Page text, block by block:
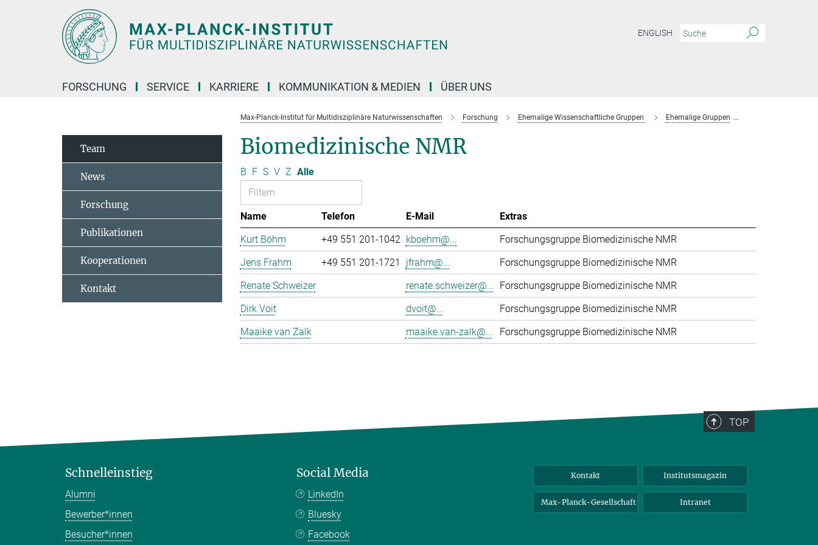
ENGLISH
FORSCHUNG SERVICE KARRIERE KOMMUNIKATION & MEDIEN ÜBER UNS
Max-Planck-Institut für Multidisziplinäre Naturwissenschaften Forschung Ehemalige Wissenschaftliche Gruppen Ehemalige Gruppen
Biomedizinische NMR
B F S V Z Alle
Name Telefon E-Mail
Extras
Kurt Böhm
+49 551 201-1042 kboehm@...
Forschungsgruppe Biomedizinische NMR
Jens Frahm
+49 551 201-1721 jfrahm@...
Forschungsgruppe Biomedizinische NMR
Renate Schweizer
renate.schweizer@... Forschungsgruppe Biomedizinische NMR
Dirk Voit
dvoit@...
Forschungsgruppe Biomedizinische NMR
Maaike van Zalk
maaike.van-zalk@... Forschungsgruppe Biomedizinische NMR
Team
News
Forschung
Publikationen
Kooperationen
Kontakt
TOP
Schnelleinstieg
Alumni
Bewerber*innen
Besucher*innen
Social Media
LinkedIn
Bluesky
Facebook
Kontakt Institutsmagazin
Max-Planck-Gesellschaft Intranet